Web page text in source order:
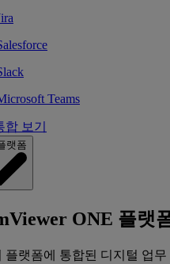
Teams
합 보기
랫폼
ONE 플랫
플랫폼에 통합된 디지털 업무